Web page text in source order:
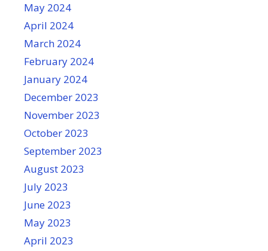
May 2024
April 2024
March 2024
February 2024
January 2024
December 2023
November 2023
October 2023
September 2023
August 2023
July 2023
June 2023
May 2023
April 2023